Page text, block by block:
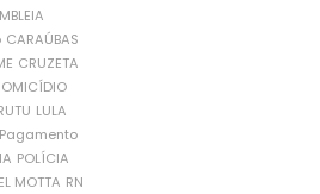
CARAÚBAS
CRUZETA
LULA
Pagamento
POLÍCIA
MOTTA RN